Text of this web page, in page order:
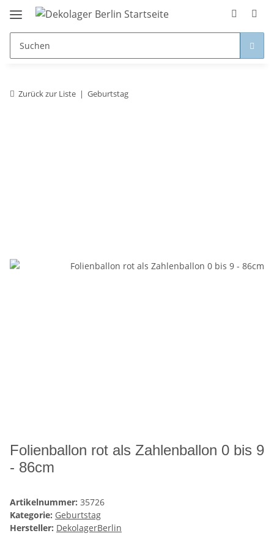
Zurück zur Liste Geburtstag
Folienballon rot als Zahlenballon 0 bis 9
- 86cm
Artikelnummer: 35726
Kategorie: Geburtstag
Hersteller: DekolagerBerlin